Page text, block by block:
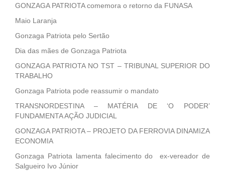
GONZAGA PATRIOTA comemora o retorno da FUNASA
Maio Laranja
Gonzaga Patriota pelo Sertão
Dia das mães de Gonzaga Patriota
GONZAGA PATRIOTA NO TST – TRIBUNAL SUPERIOR DO
TRABALHO
Gonzaga Patriota pode reassumir o mandato
TRANSNORDESTINA – MATÉRIA DE ‘O PODER’
FUNDAMENTA AÇÃO JUDICIAL
GONZAGA PATRIOTA – PROJETO DA FERROVIA DINAMIZA
ECONOMIA
Gonzaga Patriota lamenta falecimento do ex-vereador de
Salgueiro Ivo Júnior